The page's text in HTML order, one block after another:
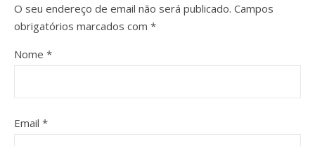
O seu endereço de email não será publicado. Campos
obrigatórios marcados com *
Nome *
Email *